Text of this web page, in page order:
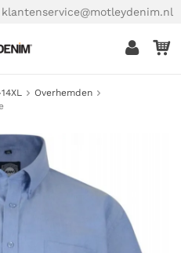
klantenservice@motleydenim.nl
Overhemden